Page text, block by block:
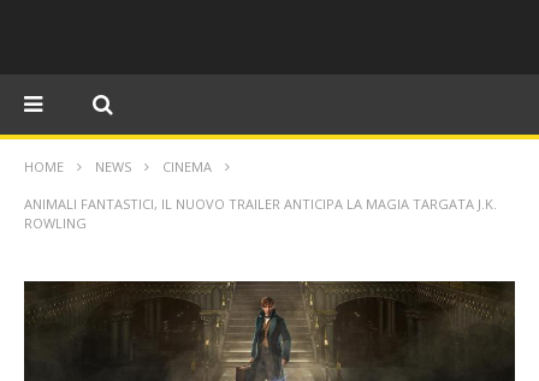
HOME NEWS CINEMA
ANIMALI FANTASTICI, IL NUOVO TRAILER ANTICIPA LA MAGIA TARGATA J.K.
ROWLING